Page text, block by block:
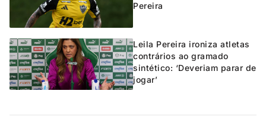
Pereira
Leila Pereira ironiza atletas
contrários ao gramado
sintético: ‘Deveriam parar de
jogar’